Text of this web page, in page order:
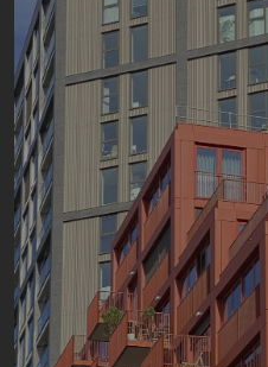
Image